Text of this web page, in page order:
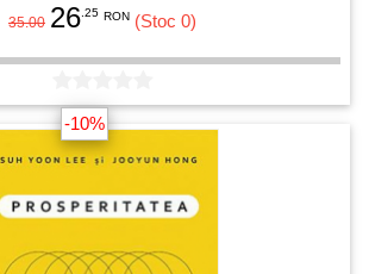
35.00 26 .25 RON (Stoc 0)
-10%